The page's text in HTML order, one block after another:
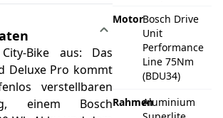
Bike aus: Das
Deluxe Pro kommt
verstellbaren
einem Bosch
MotorBosch Drive
Unit
Performance
Line 75Nm
(BDU34)
RahmenAluminium